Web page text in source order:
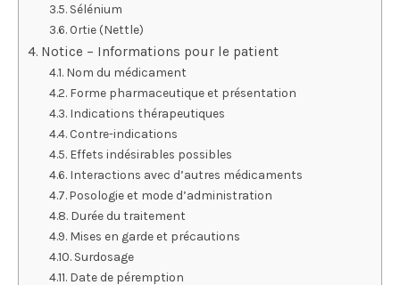
Sélénium
Ortie (Nettle)
Notice – Informations pour le patient
Nom du médicament
Forme pharmaceutique et présentation
Indications thérapeutiques
Contre-indications
Effets indésirables possibles
Interactions avec d’autres médicaments
Posologie et mode d’administration
Durée du traitement
Mises en garde et précautions
Surdosage
Date de péremption